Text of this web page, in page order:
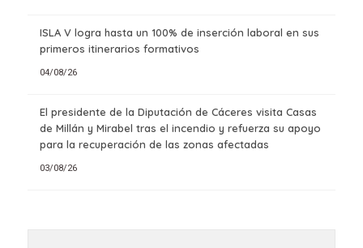
ISLA V logra hasta un 100% de inserción laboral en sus
primeros itinerarios formativos
04/08/26
El presidente de la Diputación de Cáceres visita Casas
de Millán y Mirabel tras el incendio y refuerza su apoyo
para la recuperación de las zonas afectadas
03/08/26